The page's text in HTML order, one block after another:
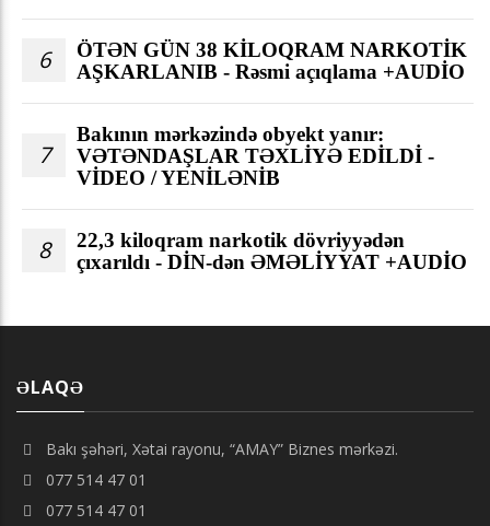
6
ÖTƏN GÜN 38 KİLOQRAM NARKOTİK
AŞKARLANIB - Rəsmi açıqlama +AUDİO
7
Bakının mərkəzində obyekt yanır:
VƏTƏNDAŞLAR TƏXLİYƏ EDİLDİ -
VİDEO / YENİLƏNİB
8
22,3 kiloqram narkotik dövriyyədən
çıxarıldı - DİN-dən ƏMƏLİYYAT +AUDİO
ƏLAQƏ
Bakı şəhəri, Xətai rayonu, “AMAY” Biznes mərkəzi.
077 514 47 01
077 514 47 01